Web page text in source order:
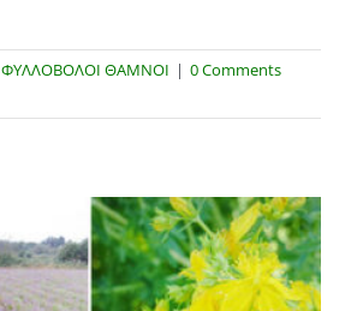
ΦΥΛΛΟΒΟΛΟΙ ΘΑΜΝΟΙ | 0 Comments